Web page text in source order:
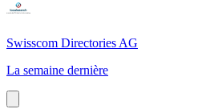
Swisscom Directories AG
La semaine dernière